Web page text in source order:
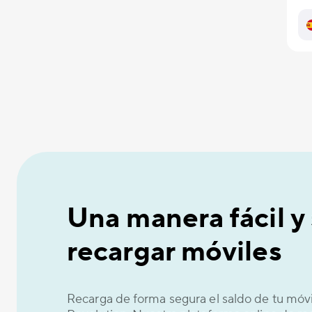
Una manera fácil
recargar móviles
Recarga de forma segura el saldo de tu